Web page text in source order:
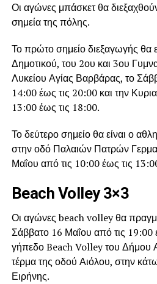
Οι αγώνες μπάσκετ θα
σημεία της πόλης.
Το πρώτο σημείο διεξαγωγής θα
Δημοτικού, του 2ου και 3ου
Λυκείου Αγίας Βαρβάρας, το
14:00 έως τις 20:00 και την
13:00 έως τις 18:00.
Το δεύτερο σημείο θα είναι ο
στην οδό Παλαιών Πατρών
Μαΐου από τις 10:00 έως τις
Beach Volley 3×3
Οι αγώνες beach volley θα
Σάββατο 16 Μαΐου από τις 19:00
γήπεδο Beach Volley του Δήμου
τέρμα της οδού Αιόλου, στην
Ειρήνης.